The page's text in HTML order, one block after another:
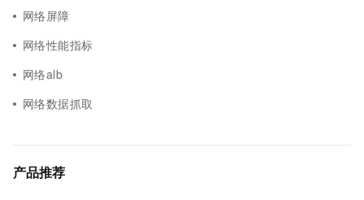
网络屏障
网络性能指标
网络alb
网络数据抓取
产品推荐